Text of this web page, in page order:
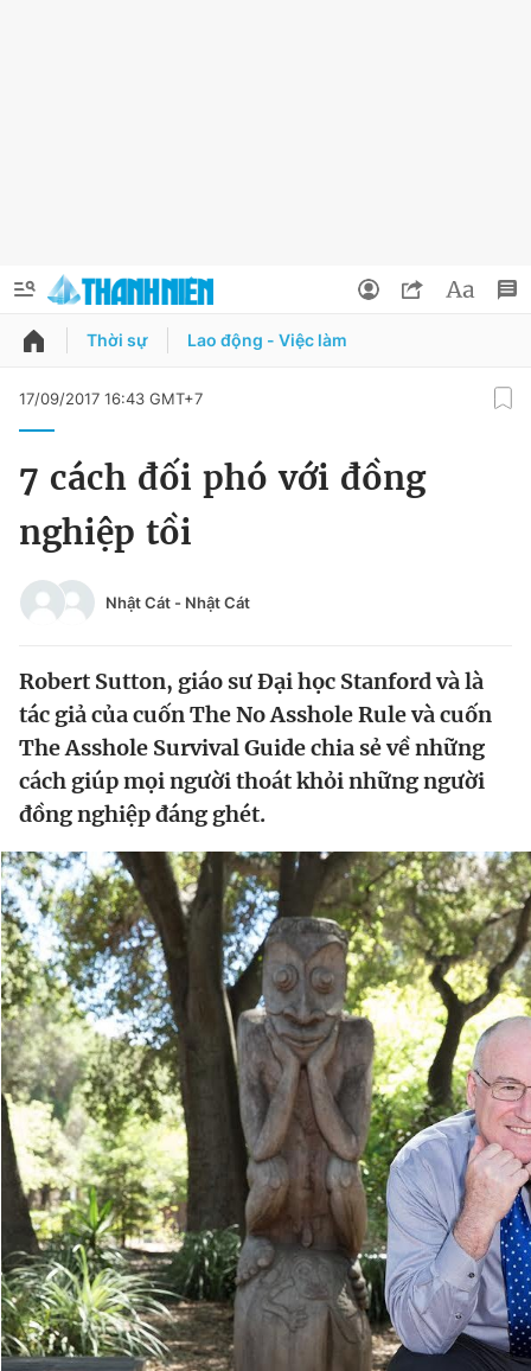
QUẢNG CÁO ĐẶT BÁO
Chuyên mục
Chào ngày mới
Tin thị trường Tin 360
Video Magazine
Tiện ích Bạn cần biết
Thông tin tòa soạn Liên hệ quảng cáo
Đọc Thanh Niên trên điện thoại
Theo dõi báo trên
Hotline Liên hệ quảng cáo
Đổi mật khẩu
Tin đã lưu
Tin đã xem
Thời sự Lao động - Việc làm
17/09/2017 16:43 GMT+7
7 cách đối phó với đồng
nghiệp tồi
Nhật Cát - Nhật Cát
Robert Sutton, giáo sư Đại học Stanford và là
tác giả của cuốn The No Asshole Rule và cuốn
The Asshole Survival Guide chia sẻ về những
cách giúp mọi người thoát khỏi những người
đồng nghiệp đáng ghét.